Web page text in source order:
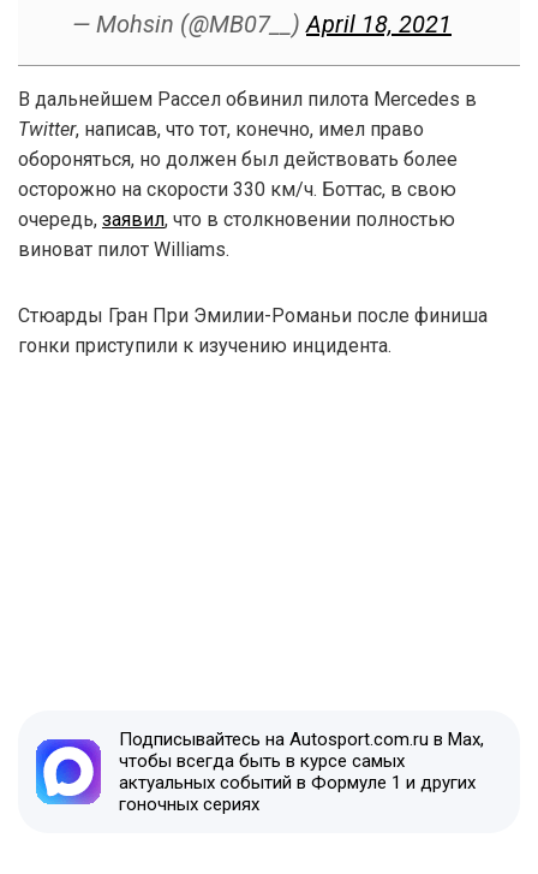
— Mohsin (@MB07__) April 18, 2021
В дальнейшем Рассел обвинил пилота Mercedes в
Twitter, написав, что тот, конечно, имел право
обороняться, но должен был действовать более
осторожно на скорости 330 км/ч. Боттас, в свою
очередь, заявил, что в столкновении полностью
виноват пилот Williams.
Стюарды Гран При Эмилии-Романьи после финиша
гонки приступили к изучению инцидента.
Подписывайтесь на Autosport.com.ru в Max,
чтобы всегда быть в курсе самых
актуальных событий в Формуле 1 и других
гоночных сериях